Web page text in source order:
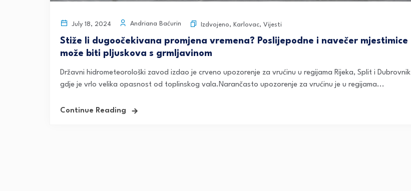
July 18, 2024 Andriana Baćurin Izdvojeno, Karlovac, Vijesti
Stiže li dugoočekivana promjena vremena? Poslijepodne i navečer mjestimice
može biti pljuskova s grmljavinom
Državni hidrometeorološki zavod izdao je crveno upozorenje za vrućinu u regijama Rijeka, Split i Dubrovnik
gdje je vrlo velika opasnost od toplinskog vala.Narančasto upozorenje za vrućinu je u regijama...
Continue Reading